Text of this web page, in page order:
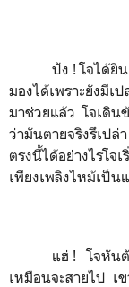
ปัง ! โจได้ยินเสี
มองได้เพราะยังมีเ
มาช่วยแล้ว โจเดิน
ว่ามันตายจริงรึเปล่
ตรงนี้ได้อย่างไรโจ
เพียงเพลิงไหม้เป็
แฮ่ ! โจหันตั
เหมือนจะสายไป เ